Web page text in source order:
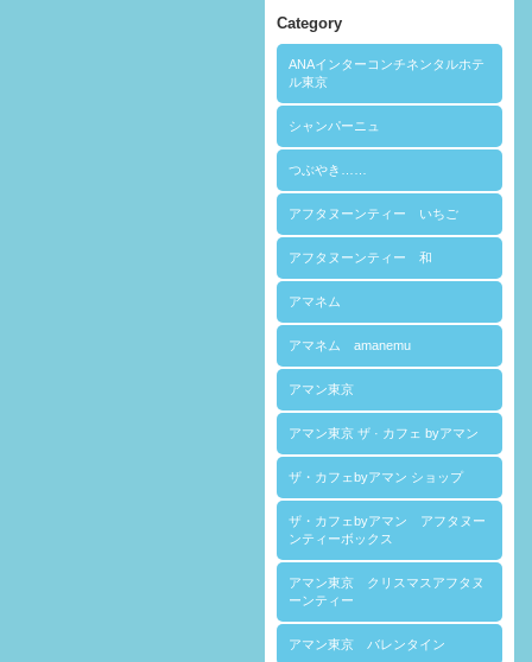
Category
ANAインターコンチネンタルホテ
ル東京
シャンパーニュ
つぶやき……
アフタヌーンティー いちご
アフタヌーンティー 和
アマネム
アマネム amanemu
アマン東京
アマン東京 ザ · カフェ byアマン
ザ・カフェbyアマン ショップ
ザ・カフェbyアマン アフタヌー
ンティーボックス
アマン東京 クリスマスアフタヌ
ーンティー
アマン東京 バレンタイン